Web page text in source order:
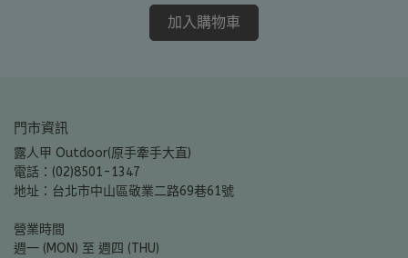
加入購物車
門市資訊
露人甲 Outdoor(原手牽手大直)
電話：(02)8501-1347
地址：台北市中山區敬業二路69巷61號
營業時間
週一 (MON) 至 週四 (THU)